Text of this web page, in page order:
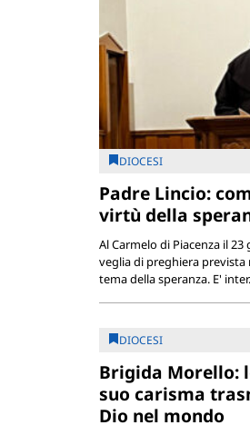
DIOCESI
Padre Lincio:
virtù della
Al Carmelo di Piacenza il
veglia di preghiera
tema della speranza. E'
DIOCESI
Brigida Morello:
suo carisma
Dio nel mondo